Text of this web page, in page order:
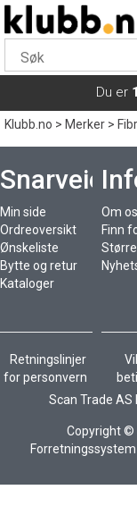
Du er
Klubb.no>Merker>
Snarveier
Min side
Ordreoversikt
Ønskeliste
Bytte og retur
Kataloger
Om
Finn
Retningslinjer
for personvern
Scan Trade AS
Copyright ©
Forretningssystem